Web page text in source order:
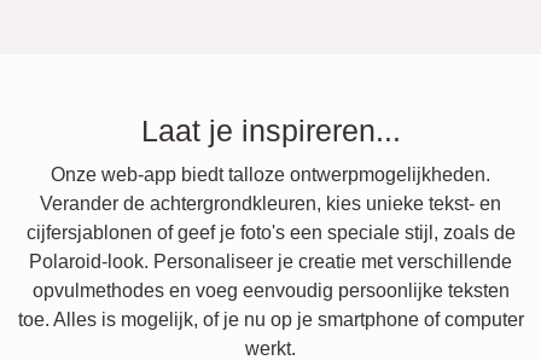
Laat je inspireren...
Onze web-app biedt talloze ontwerpmogelijkheden.
Verander de achtergrondkleuren, kies unieke tekst- en
cijfersjablonen of geef je foto's een speciale stijl, zoals de
Polaroid-look. Personaliseer je creatie met verschillende
opvulmethodes en voeg eenvoudig persoonlijke teksten
toe. Alles is mogelijk, of je nu op je smartphone of computer
werkt.